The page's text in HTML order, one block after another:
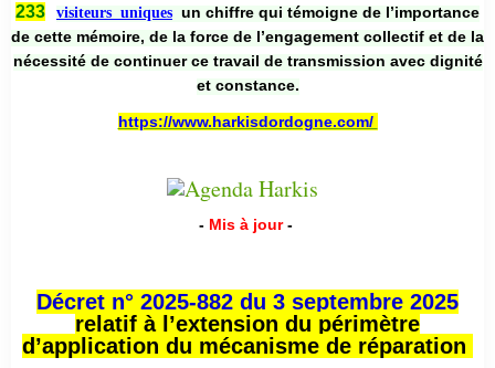
233
visiteurs uniques un chiffre qui témoigne de l’importance
de cette mémoire, de la force de l’engagement collectif et de la
nécessité de continuer ce travail de transmission avec dignité
et constance.
https://www.harkisdordogne.com/
- Mis à jour -
Décret n° 2025-882 du 3 septembre 2025
relatif à l’extension du périmètre
d’application du mécanisme de réparation